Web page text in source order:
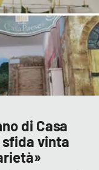
di Casa
sfida vinta